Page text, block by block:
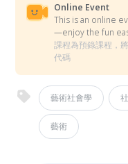
Online Event
This is an online
—enjoy the fun
課程為預錄課程，
代碼
藝術社會學
藝術